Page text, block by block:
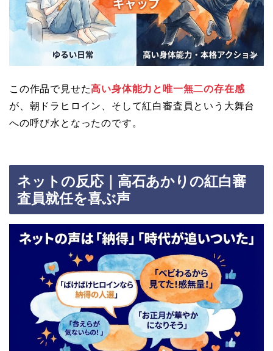
この作品で見せた高い身体能力と唯一無二の存在感
が、朝ドラヒロイン、そして紅白審査員という大舞台
への呼び水となったのです。
ネットの反応｜高石あかりの紅白審
査員就任を喜ぶ声